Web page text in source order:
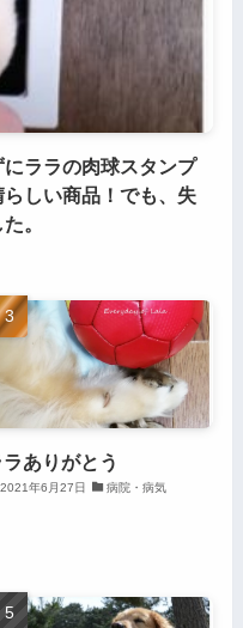
にララの肉球スタンプ
しい商品！でも、失
。
ラありがとう
2021年6月27日 病院・病気